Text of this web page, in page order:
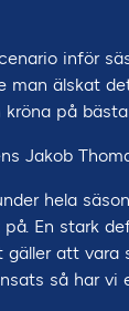
inför
man älskat
kröna på
Jakob
hela
En stark
gäller att
så har vi